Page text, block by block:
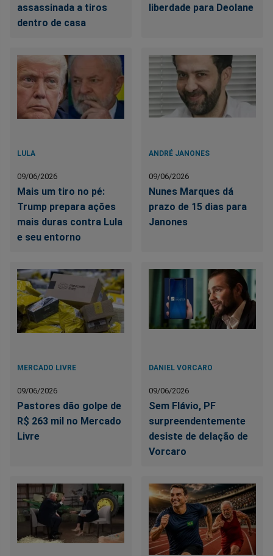
assassinada a tiros
dentro de casa
liberdade para Deolane
LULA
09/06/2026
Mais um tiro no pé:
Trump prepara ações
mais duras contra Lula
e seu entorno
ANDRÉ JANONES
09/06/2026
Nunes Marques dá
prazo de 15 dias para
Janones
MERCADO LIVRE
09/06/2026
Pastores dão golpe de
R$ 263 mil no Mercado
Livre
DANIEL VORCARO
09/06/2026
Sem Flávio, PF
surpreendentemente
desiste de delação de
Vorcaro